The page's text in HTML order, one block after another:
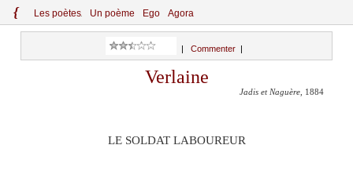
{ Les poètes Un poème Ego Agora
Commenter
Verlaine
Jadis et Naguère , 1884
LE SOLDAT LABOUREUR